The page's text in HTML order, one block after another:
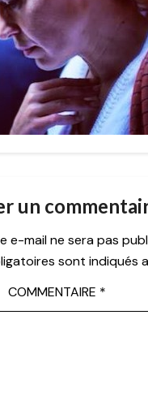
un
e-mail ne sera pas
sont indiqués
COMMENTAIRE *